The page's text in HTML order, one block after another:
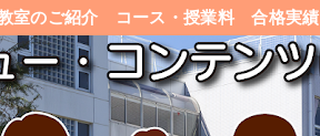
室のご紹介 コース・授業料 合格実績